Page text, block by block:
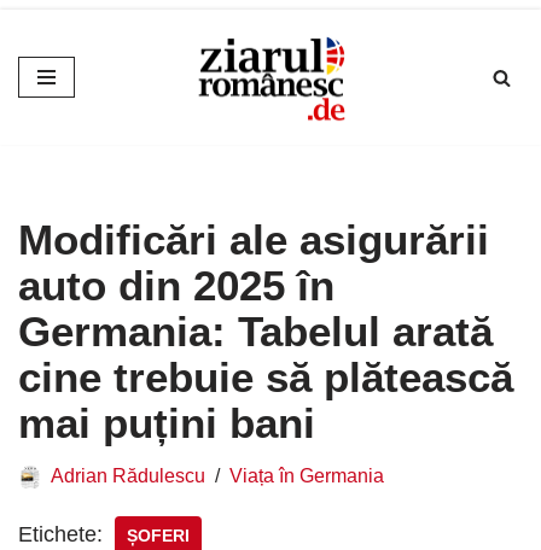
Sari
la
Modificări ale asigurării
auto din 2025 în
Germania: Tabelul arată
cine trebuie să plătească
mai puțini bani
Adrian Rădulescu Viața în Germania
Etichete: ȘOFERI